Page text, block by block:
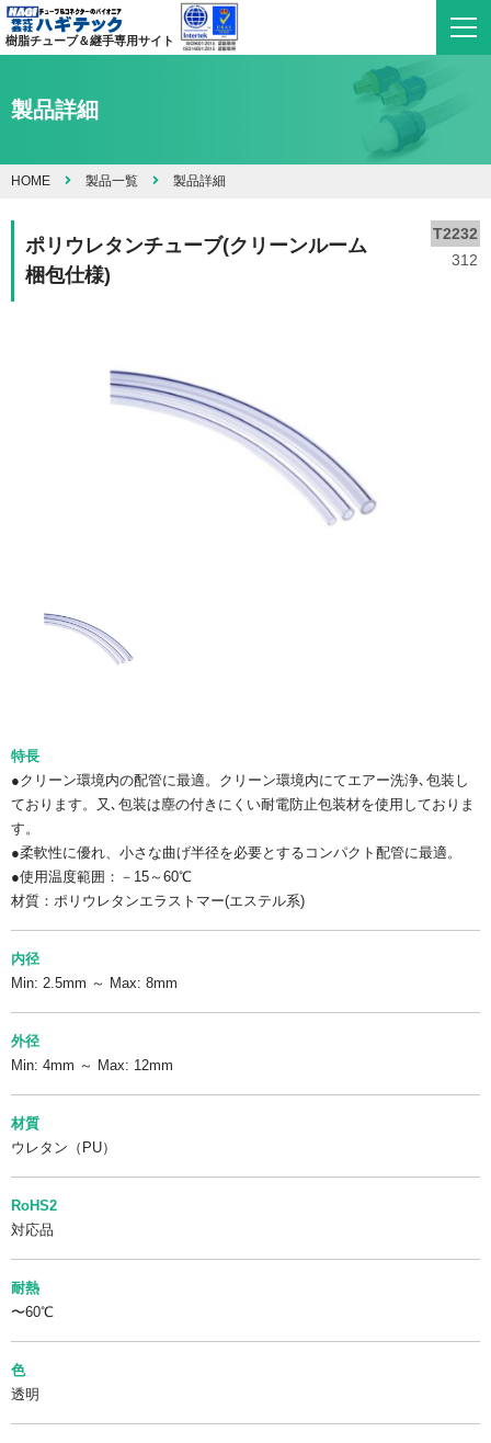
樹脂チューブ＆継手専用サイト
製品詳細
HOME 製品一覧 製品詳細
ポリウレタンチューブ(クリーンルーム
梱包仕様)
T2232
312
特長
●クリーン環境内の配管に最適。クリーン環境内にてエアー洗浄､包装し
ております。又､包装は塵の付きにくい耐電防止包装材を使用しておりま
す。
●柔軟性に優れ、小さな曲げ半径を必要とするコンパクト配管に最適。
●使用温度範囲：－15～60℃
材質：ポリウレタンエラストマー(エステル系)
内径
Min: 2.5mm ～ Max: 8mm
外径
Min: 4mm ～ Max: 12mm
材質
ウレタン（PU）
RoHS2
対応品
耐熱
〜60℃
色
透明